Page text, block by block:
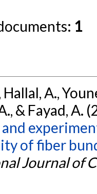
1
A.,
& Fayad, A.
of fiber
Journal of